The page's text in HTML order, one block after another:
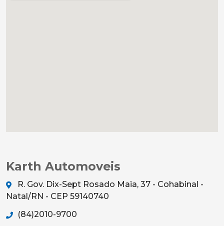
Karth Automoveis
R. Gov. Dix-Sept Rosado Maia, 37 - Cohabinal -
Natal/RN - CEP 59140740
(84)2010-9700